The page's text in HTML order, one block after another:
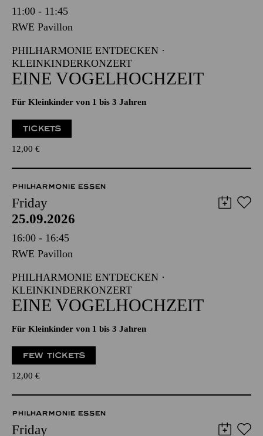
11:00 - 11:45
RWE Pavillon
PHILHARMONIE ENTDECKEN ·
KLEINKINDERKONZERT
EINE VOGELHOCHZEIT
Für Kleinkinder von 1 bis 3 Jahren
TICKETS
12,00 €
PHILHARMONIE ESSEN
Friday
25.09.2026
16:00 - 16:45
RWE Pavillon
PHILHARMONIE ENTDECKEN ·
KLEINKINDERKONZERT
EINE VOGELHOCHZEIT
Für Kleinkinder von 1 bis 3 Jahren
FEW TICKETS
12,00 €
PHILHARMONIE ESSEN
Friday